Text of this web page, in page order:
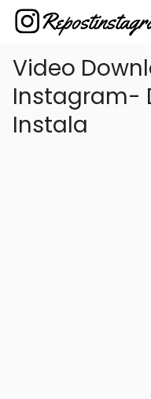
Video
Instagram-
Instala